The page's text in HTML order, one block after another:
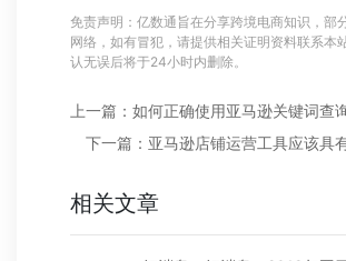
免责声明：亿数通旨在分享跨境电商知识，部
网络，如有冒犯，请提供相关证明资料联系本
认无误后将于24小时内删除。
下一篇：亚马逊店铺运营工具应该具
相关文章